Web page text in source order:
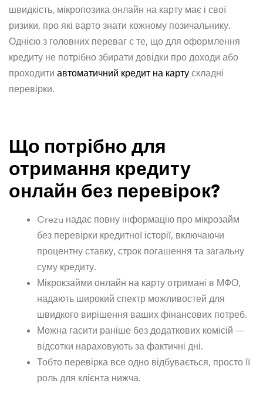
швидкість, мікропозика онлайн на карту має і свої
ризики, про які варто знати кожному позичальнику.
Однією з головних переваг є те, що для оформлення
кредиту не потрібно збирати довідки про доходи або
проходити автоматичний кредит на карту складні
перевірки.
Що потрібно для
отримання кредиту
онлайн без перевірок?
Crezu надає повну інформацію про мікрозайм
без перевірки кредитної історії, включаючи
процентну ставку, строк погашення та загальну
суму кредиту.
Мікрокзайми онлайн на карту отримані в МФО,
надають широкий спектр можливостей для
швидкого вирішення ваших фінансових потреб.
Можна гасити раніше без додаткових комісій —
відсотки нараховують за фактичні дні.
Тобто перевірка все одно відбувається, просто її
роль для клієнта нижча.